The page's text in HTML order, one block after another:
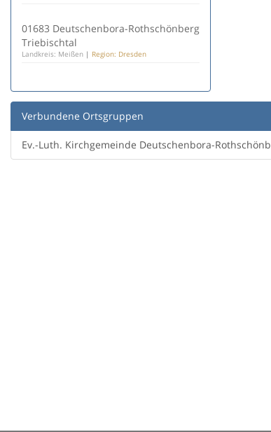
01683 Deutschenbora-Rothschönberg
Triebischtal
Landkreis: Meißen | Region: Dresden
Verbundene Ortsgruppen
Ev.-Luth. Kirchgemeinde Deutschenbora-